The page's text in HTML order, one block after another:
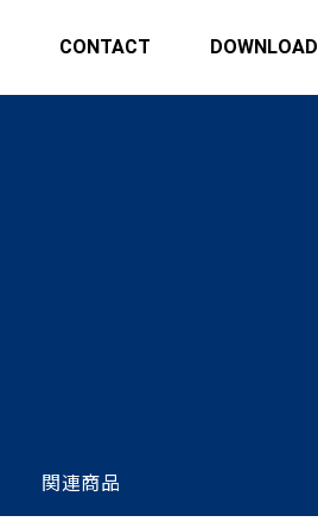
CONTACT DOWNLOAD
関連商品